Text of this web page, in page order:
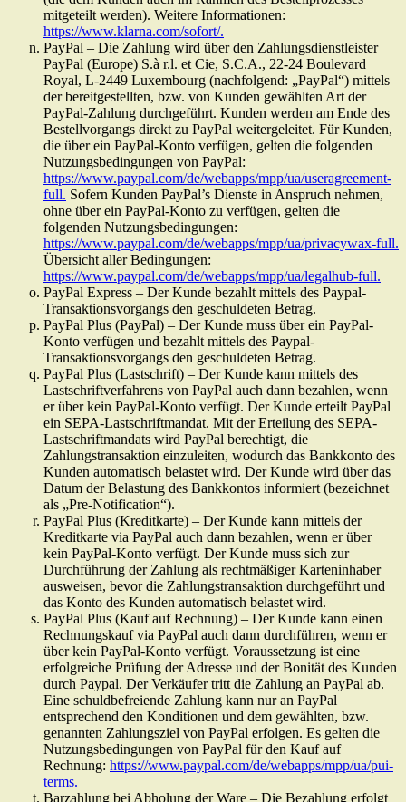
mitgeteilt werden). Weitere Informationen:
https://www.klarna.com/sofort/.
PayPal – Die Zahlung wird über den Zahlungsdienstleister
PayPal (Europe) S.à r.l. et Cie, S.C.A., 22-24 Boulevard
Royal, L-2449 Luxembourg (nachfolgend: „PayPal“) mittels
der bereitgestellten, bzw. von Kunden gewählten Art der
PayPal-Zahlung durchgeführt. Kunden werden am Ende des
Bestellvorgangs direkt zu PayPal weitergeleitet. Für Kunden,
die über ein PayPal-Konto verfügen, gelten die folgenden
Nutzungsbedingungen von PayPal:
https://www.paypal.com/de/webapps/mpp/ua/useragreement-
full. Sofern Kunden PayPal’s Dienste in Anspruch nehmen,
ohne über ein PayPal-Konto zu verfügen, gelten die
folgenden Nutzungsbedingungen:
https://www.paypal.com/de/webapps/mpp/ua/privacywax-full.
Übersicht aller Bedingungen:
https://www.paypal.com/de/webapps/mpp/ua/legalhub-full.
PayPal Express – Der Kunde bezahlt mittels des Paypal-
Transaktionsvorgangs den geschuldeten Betrag.
PayPal Plus (PayPal) – Der Kunde muss über ein PayPal-
Konto verfügen und bezahlt mittels des Paypal-
Transaktionsvorgangs den geschuldeten Betrag.
PayPal Plus (Lastschrift) – Der Kunde kann mittels des
Lastschriftverfahrens von PayPal auch dann bezahlen, wenn
er über kein PayPal-Konto verfügt. Der Kunde erteilt PayPal
ein SEPA-Lastschriftmandat. Mit der Erteilung des SEPA-
Lastschriftmandats wird PayPal berechtigt, die
Zahlungstransaktion einzuleiten, wodurch das Bankkonto des
Kunden automatisch belastet wird. Der Kunde wird über das
Datum der Belastung des Bankkontos informiert (bezeichnet
als „Pre-Notification“).
PayPal Plus (Kreditkarte) – Der Kunde kann mittels der
Kreditkarte via PayPal auch dann bezahlen, wenn er über
kein PayPal-Konto verfügt. Der Kunde muss sich zur
Durchführung der Zahlung als rechtmäßiger Karteninhaber
ausweisen, bevor die Zahlungstransaktion durchgeführt und
das Konto des Kunden automatisch belastet wird.
PayPal Plus (Kauf auf Rechnung) – Der Kunde kann einen
Rechnungskauf via PayPal auch dann durchführen, wenn er
über kein PayPal-Konto verfügt. Voraussetzung ist eine
erfolgreiche Prüfung der Adresse und der Bonität des Kunden
durch Paypal. Der Verkäufer tritt die Zahlung an PayPal ab.
Eine schuldbefreiende Zahlung kann nur an PayPal
entsprechend den Konditionen und dem gewählten, bzw.
genannten Zahlungsziel von PayPal erfolgen. Es gelten die
Nutzungsbedingungen von PayPal für den Kauf auf
Rechnung: https://www.paypal.com/de/webapps/mpp/ua/pui-
terms.
Barzahlung bei Abholung der Ware – Die Bezahlung erfolgt